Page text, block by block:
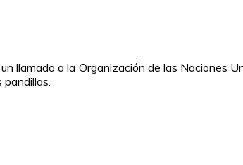
un llamado a la Organización de las Naciones